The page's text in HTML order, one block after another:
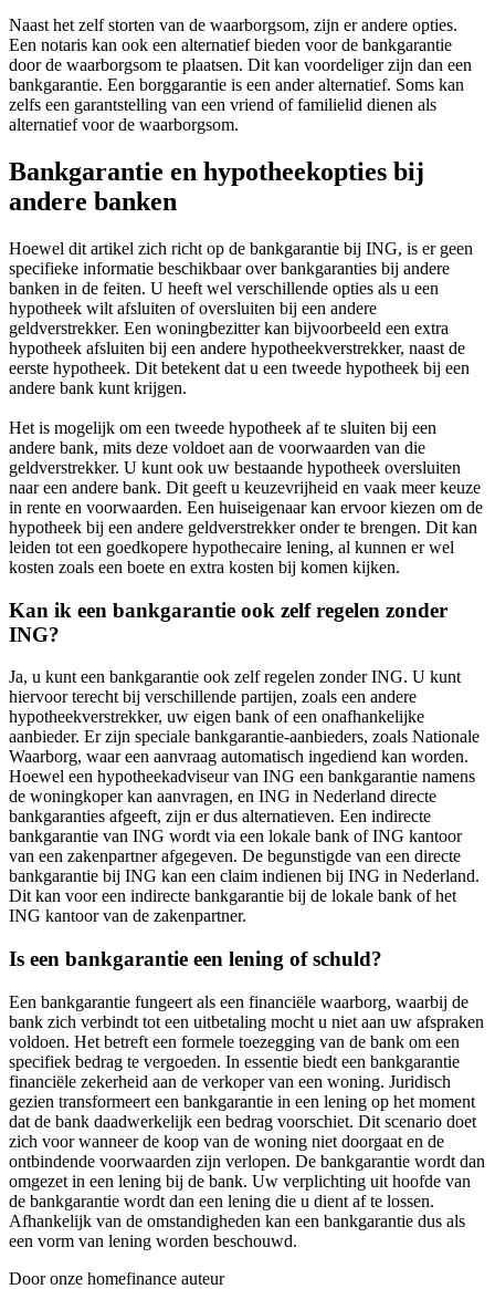
Naast het zelf storten van de waarborgsom, zijn er andere opties.
Een notaris kan ook een alternatief bieden voor de bankgarantie
door de waarborgsom te plaatsen. Dit kan voordeliger zijn dan een
bankgarantie. Een borggarantie is een ander alternatief. Soms kan
zelfs een garantstelling van een vriend of familielid dienen als
alternatief voor de waarborgsom.
Bankgarantie en hypotheekopties bij
andere banken
Hoewel dit artikel zich richt op de bankgarantie bij ING, is er geen
specifieke informatie beschikbaar over bankgaranties bij andere
banken in de feiten. U heeft wel verschillende opties als u een
hypotheek wilt afsluiten of oversluiten bij een andere
geldverstrekker. Een woningbezitter kan bijvoorbeeld een extra
hypotheek afsluiten bij een andere hypotheekverstrekker, naast de
eerste hypotheek. Dit betekent dat u een tweede hypotheek bij een
andere bank kunt krijgen.
Het is mogelijk om een tweede hypotheek af te sluiten bij een
andere bank, mits deze voldoet aan de voorwaarden van die
geldverstrekker. U kunt ook uw bestaande hypotheek oversluiten
naar een andere bank. Dit geeft u keuzevrijheid en vaak meer keuze
in rente en voorwaarden. Een huiseigenaar kan ervoor kiezen om de
hypotheek bij een andere geldverstrekker onder te brengen. Dit kan
leiden tot een goedkopere hypothecaire lening, al kunnen er wel
kosten zoals een boete en extra kosten bij komen kijken.
Kan ik een bankgarantie ook zelf regelen zonder
ING?
Ja, u kunt een bankgarantie ook zelf regelen zonder ING. U kunt
hiervoor terecht bij verschillende partijen, zoals een andere
hypotheekverstrekker, uw eigen bank of een onafhankelijke
aanbieder. Er zijn speciale bankgarantie-aanbieders, zoals Nationale
Waarborg, waar een aanvraag automatisch ingediend kan worden.
Hoewel een hypotheekadviseur van ING een bankgarantie namens
de woningkoper kan aanvragen, en ING in Nederland directe
bankgaranties afgeeft, zijn er dus alternatieven. Een indirecte
bankgarantie van ING wordt via een lokale bank of ING kantoor
van een zakenpartner afgegeven. De begunstigde van een directe
bankgarantie bij ING kan een claim indienen bij ING in Nederland.
Dit kan voor een indirecte bankgarantie bij de lokale bank of het
ING kantoor van de zakenpartner.
Is een bankgarantie een lening of schuld?
Een bankgarantie fungeert als een financiële waarborg, waarbij de
bank zich verbindt tot een uitbetaling mocht u niet aan uw afspraken
voldoen. Het betreft een formele toezegging van de bank om een
specifiek bedrag te vergoeden. In essentie biedt een bankgarantie
financiële zekerheid aan de verkoper van een woning. Juridisch
gezien transformeert een bankgarantie in een lening op het moment
dat de bank daadwerkelijk een bedrag voorschiet. Dit scenario doet
zich voor wanneer de koop van de woning niet doorgaat en de
ontbindende voorwaarden zijn verlopen. De bankgarantie wordt dan
omgezet in een lening bij de bank. Uw verplichting uit hoofde van
de bankgarantie wordt dan een lening die u dient af te lossen.
Afhankelijk van de omstandigheden kan een bankgarantie dus als
een vorm van lening worden beschouwd.
Door onze homefinance auteur